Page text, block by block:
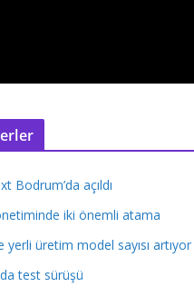
Bodrum’da açıldı
iki önemli atama
yerli üretim model sayısı artıyor
test sürüşü